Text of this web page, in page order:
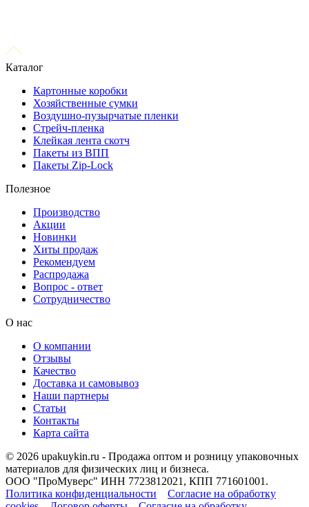
Каталог
Картонные коробки
Хозяйственные сумки
Воздушно-пузырчатые пленки
Стрейч-пленка
Клейкая лента скотч
Пакеты из ВПП
Пакеты Zip-Lock
Полезное
Производство
Акции
Новинки
Хиты продаж
Рекомендуем
Распродажа
Вопрос - ответ
Сотрудничество
О нас
О компании
Отзывы
Качество
Доставка и самовывоз
Наши партнеры
Статьи
Контакты
Карта сайта
© 2026 upakuykin.ru - Продажа оптом и розницу упаковочных
материалов для физических лиц и бизнеса.
ООО "ПроМуверс" ИНН 7723812021, КПП 771601001.
Политика конфиденциальности
Согласие на обработку